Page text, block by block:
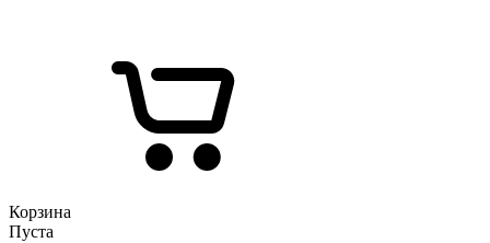
Корзина
Пуста